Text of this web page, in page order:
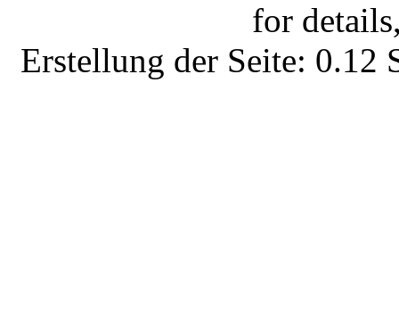
for
Erstellung der Seite: 0.12